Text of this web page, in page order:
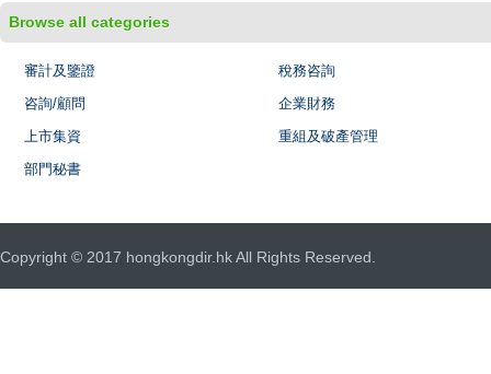
Browse all categories
審計及鑒證
稅務咨詢
咨詢/顧問
企業財務
上市集資
重組及破產管理
部門秘書
Copyright © 2017 hongkongdir.hk All Rights Reserved.